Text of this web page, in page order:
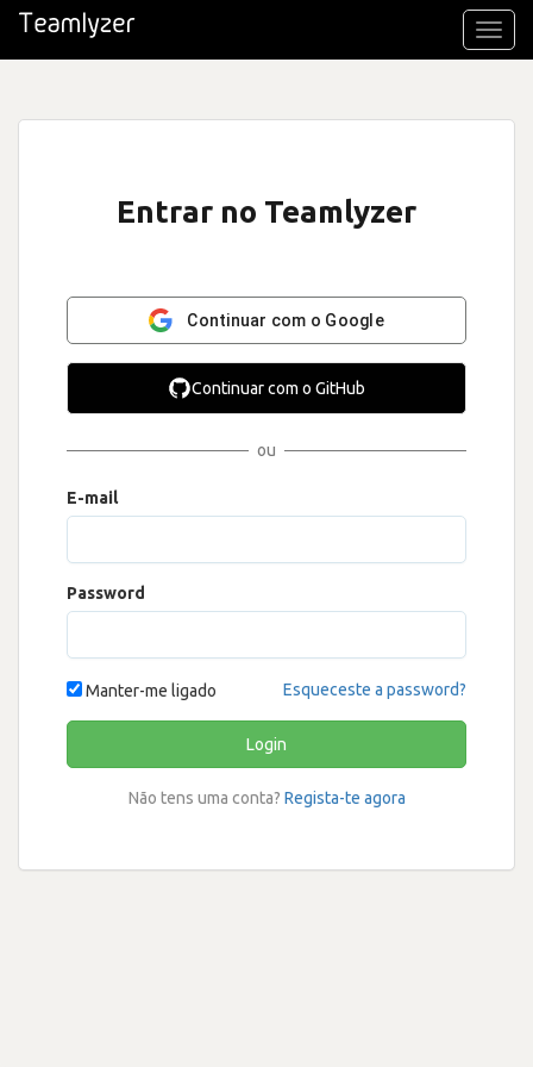
Entrar no Teamlyzer
Continuar com o Google
Continuar com o GitHub
ou
E-mail
Password
Manter-me ligado Esqueceste a password?
Login
Não tens uma conta? Regista-te agora